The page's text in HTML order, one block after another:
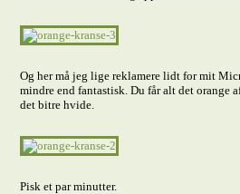
Og her må jeg lige reklamere lidt for mit
mindre end fantastisk. Du får alt det orange
det bitre hvide.
Pisk et par minutter.